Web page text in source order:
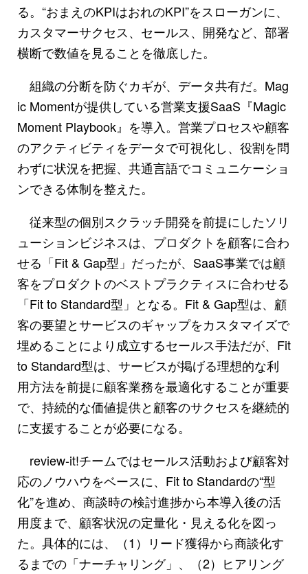
る。“おまえのKPIはおれのKPI”をスローガンに、
カスタマーサクセス、セールス、開発など、部署
横断で数値を見ることを徹底した。
組織の分断を防ぐカギが、データ共有だ。Mag
ic Momentが提供している営業支援SaaS『Magic
Moment Playbook』を導入。営業プロセスや顧客
のアクティビティをデータで可視化し、役割を問
わずに状況を把握、共通言語でコミュニケーショ
ンできる体制を整えた。
従来型の個別スクラッチ開発を前提にしたソリ
ューションビジネスは、プロダクトを顧客に合わ
せる「Fit & Gap型」だったが、SaaS事業では顧
客をプロダクトのベストプラクティスに合わせる
「Fit to Standard型」となる。Fit & Gap型は、顧
客の要望とサービスのギャップをカスタマイズで
埋めることにより成立するセールス手法だが、Fit
to Standard型は、サービスが掲げる理想的な利
用方法を前提に顧客業務を最適化することが重要
で、持続的な価値提供と顧客のサクセスを継続的
に支援することが必要になる。
review-it!チームではセールス活動および顧客対
応のノウハウをベースに、Fit to Standardの“型
化”を進め、商談時の検討進捗から本導入後の活
用度まで、顧客状況の定量化・見える化を図っ
た。具体的には、（1）リード獲得から商談化す
るまでの「ナーチャリング」、（2）ヒアリング